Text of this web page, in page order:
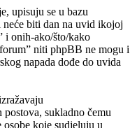
upisuju se u bazu
biti dan na uvid ikojoj
i onih-ako/što/kako
niti phpBB ne mogu i
napada dođe do uvida
sukladno čemu
osobe koje sudjeluju u